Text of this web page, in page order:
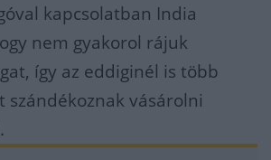
kapcsolatban India
nem gyakorol rájuk
így az eddiginél is több
szándékoznak vásárolni